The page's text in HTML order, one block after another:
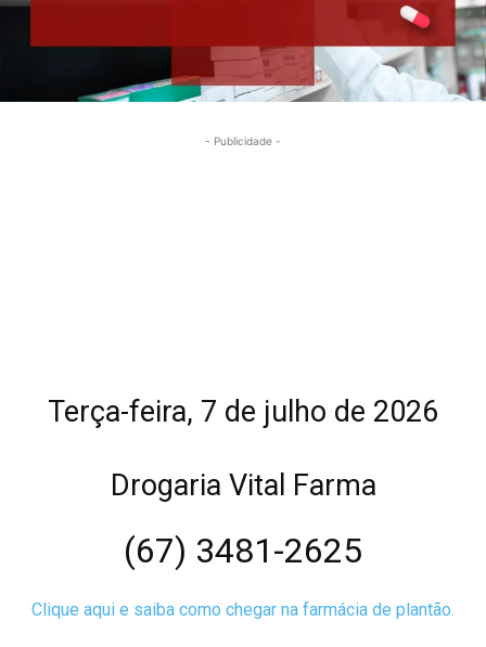
- Publicidade -
Terça-feira, 7 de julho de 2026
Drogaria Vital Farma
(67) 3481-2625
Clique aqui e saiba como chegar na farmácia de plantão.